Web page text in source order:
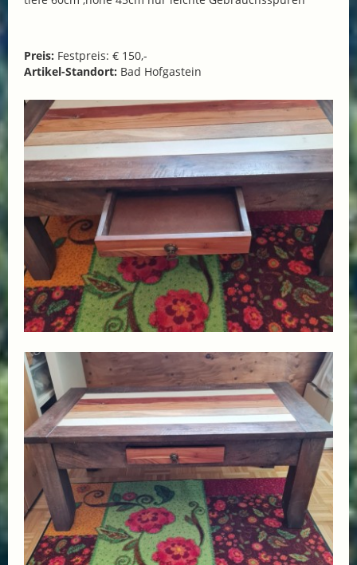
Preis: Festpreis: € 150,-
Artikel-Standort: Bad Hofgastein